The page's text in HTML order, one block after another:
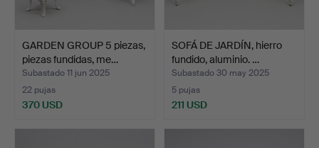
GARDEN GROUP 5 piezas,
piezas fundidas, me…
Subastado 11 jun 2025
22 pujas
370 USD
SOFÁ DE JARDÍN, hierro
fundido, aluminio. …
Subastado 30 may 2025
5 pujas
211 USD